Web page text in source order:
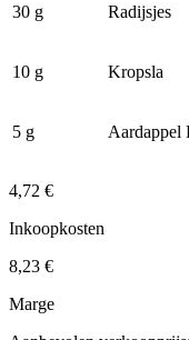
30 g Radijsjes
10 g Kropsla
5 g Aardappel
4,72 €
Inkoopkosten
8,23 €
Marge